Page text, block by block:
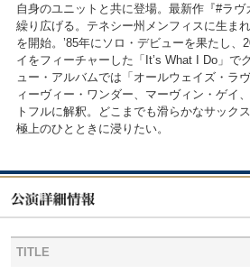
自身のユニットと共に登場。最新作『#ラ
繰り広げる。テネシー州メンフィスに生ま
を開始。’85年にソロ・デビューを果たし、
イをフィーチャーした「It’s What I Do」で
ュー・アルバムでは「オールウェイズ・ラ
ィーヴィー・ワンダー、マーヴィン・ゲイ
トフルに解釈。どこまでも滑らかなサック
極上のひとときに浸りたい。
TITLE